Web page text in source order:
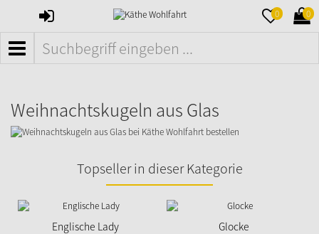
ANMELDEN 0 0
MENÜ
Weihnachtskugeln aus Glas
Topseller in dieser Kategorie
Englische Lady Glocke